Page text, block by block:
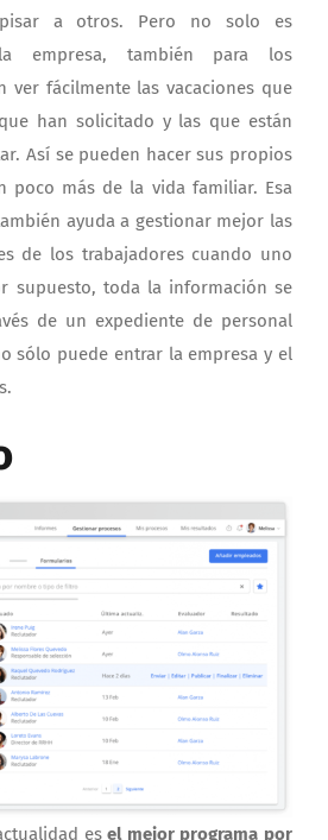
a otros. Pero no solo es
empresa, también para los
ver fácilmente las vacaciones que
han solicitado y las que están
Así se pueden hacer sus propios
poco más de la vida familiar. Esa
ayuda a gestionar mejor las
de los trabajadores cuando uno
supuesto, toda la información se
de un expediente de personal
sólo puede entrar la empresa y el
esel mejor programa por